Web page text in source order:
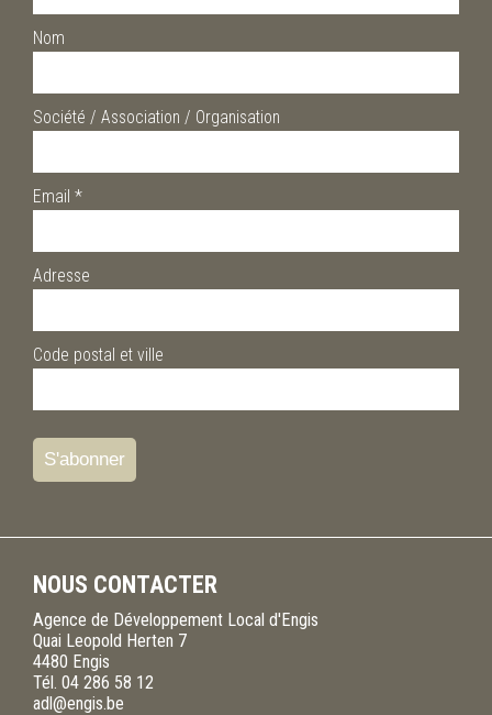
Nom
Société / Association / Organisation
Email *
Adresse
Code postal et ville
NOUS CONTACTER
Agence de Développement Local d'Engis
Quai Leopold Herten 7
4480 Engis
Tél. 04 286 58 12
adl@engis.be